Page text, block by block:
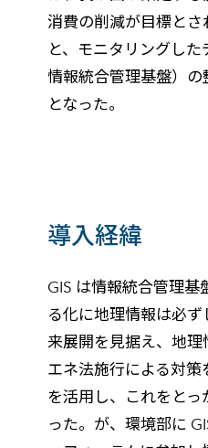
消費の削減が目標と
と、モニタリングし
情報統合管理基盤）の
となった。
導入経緯
GIS は情報統合管理
る化に地理情報は必
来展開を見据え、地
エネ法施行による対
を活用し、これをと
った。が、環境部に